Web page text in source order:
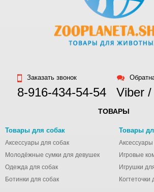
Заказать звонок
8-916-434-54-54 Viber
ТОВАРЫ
Товары для собак
Аксессуары для собак
Молодёжные сумки для девушек
Одежда для собак
Ботинки для собак
Товары
Игровые
Игрушки
Когтеточки